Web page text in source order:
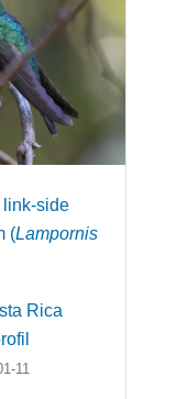
link-side
(Lampornis
Rica
11